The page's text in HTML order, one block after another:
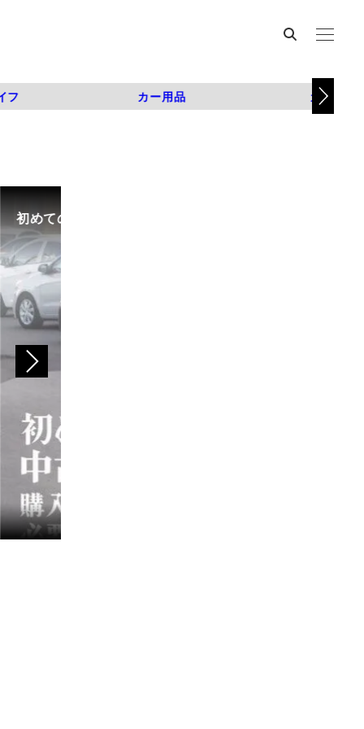
フ カー用品 カスタム
初めての中古車選び、購入時の流れや必要な書類などに